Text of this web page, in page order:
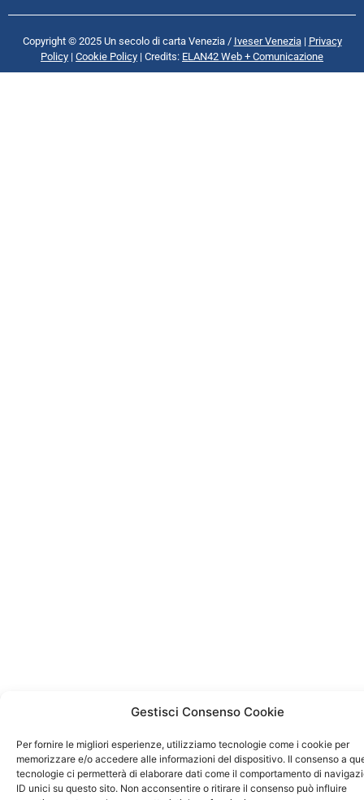
Gestisci Consenso Cookie
Per fornire le migliori esperienze, utilizziamo tecnologie come i cookie per
memorizzare e/o accedere alle informazioni del dispositivo. Il consenso a
tecnologie ci permetterà di elaborare dati come il comportamento di
ID unici su questo sito. Non acconsentire o ritirare il consenso può influire
Copyright © 2025 Un secolo di carta Venezia / Iveser Venezia| Privacy
Policy | Cookie Policy | Credits: ELAN42 Web + Comunicazione